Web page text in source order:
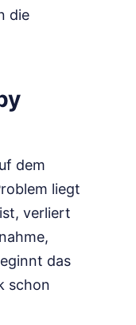
die
dem
liegt
verliert
das
schon